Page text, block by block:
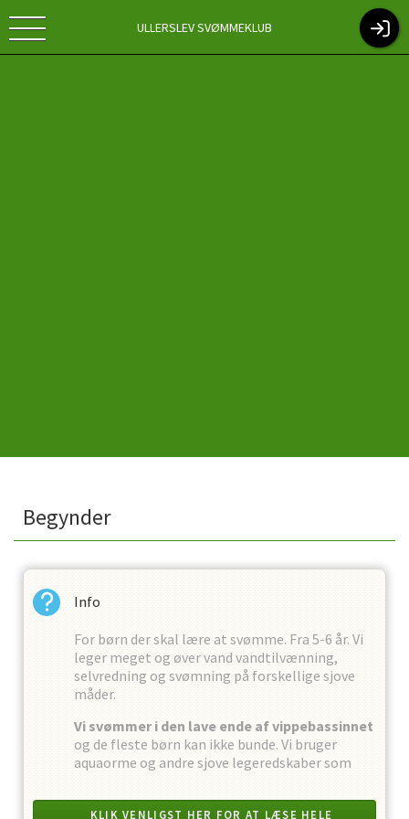
ULLERSLEV SVØMMEKLUB
Begynder
Info
For børn der skal lære at svømme. Fra 5-6 år. Vi
leger meget og øver vand vandtilvænning,
selvredning og svømning på forskellige sjove
måder.
Vi svømmer i den lave ende af vippebassinnet
og de fleste børn kan ikke bunde. Vi bruger
aquaorme og andre sjove legeredskaber som
bælter eller luffer. Vi har stor erfaring i at
KLIK VENLIGST HER FOR AT LÆSE HELE